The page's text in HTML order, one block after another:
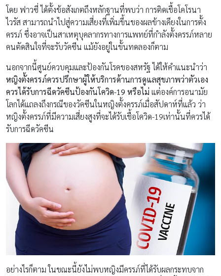
โดย ฟาวซี่ได้ตั้งข้อสังเกตถึงหลักฐานที่พบว่า การติดเชื้อโคโรนา
ไวรัส สามารถนำไปสู่ความเสี่ยงที่เพิ่มขึ้นของผลข้างเคียงในการตั้ง
ครรภ์ ซึ่งอาจเป็นสาเหตุบุคลากรทางการแพทย์ที่กำลังตั้งครรภ์หลาย
คนตัดสินใจที่จะรับวัคซีน แม้ยังอยู่ในขั้นทดลองก็ตาม
นอกจากนี้ศูนย์ควบคุมและป้องกันโรคของสหรัฐ ได้ให้คำแนะนำว่า
หญิงตั้งครรภ์ควรปรึกษาผู้ให้บริการด้านการดูแลสุขภาพว่าตัวเอง
ควรได้รับการฉีดวัคซีนป้องกันโควิด-19 หรือไม่ แต่องค์การอนามัย
โลกได้แถลงถึงกรณีของวัคซีนในหญิงตั้งครรภ์เมื่อสัปดาห์ที่แล้ว ว่า
หญิงตั้งครรภ์ที่มีความเสี่ยงสูงที่จะได้รับเชื้อโควิด-19เท่านั้นที่ควรได้
รับการฉีดวัคซีน
อย่างไรก็ตาม ในขณะนี้ยังไม่พบหญิงมีครรภ์ที่ได้รับผลกระทบจาก